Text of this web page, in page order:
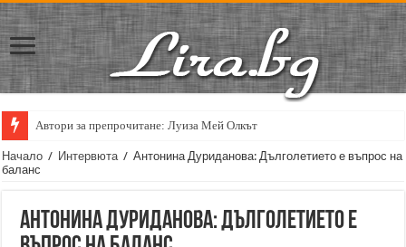
Автори за препрочитане: Луиза Мей Олкът
Кирил Кадийски: „Плачът на големия поет винаги е и сила, и
Начало / Интервюта / Антонина Дуриданова: Дълголетието е въпрос на
баланс
Антонина Дуриданова: Дълголетието е